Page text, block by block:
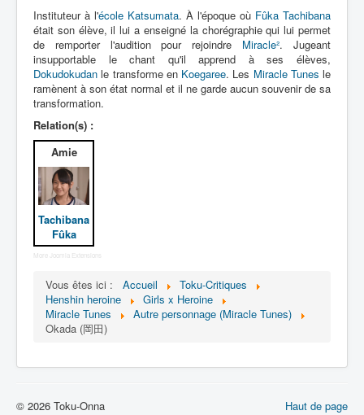
Artiste Asperger
Lexique
Idol senshi Miracle Tunes ! (アイ
ドル 戦士 ミラクル ちゅーんず !) =
Idoles guerrières Miracle Tunes !
Série
Personnages
Véhicules
Objets
Épisodes
Chronologie
Entourage
Instituteur à l'école Katsumata. À l'époque où Fûka Tachibana
était son élève, il lui a enseigné la chorégraphie qui lui permet
de remporter l'audition pour rejoindre Miracle². Jugeant
insupportable le chant qu'il apprend à ses élèves,
Dokudokudan le transforme en Koegaree. Les Miracle Tunes le
ramènent à son état normal et il ne garde aucun souvenir de sa
transformation.
Relation(s) :
Amie
Tachibana
Fûka
More Joomla Extensions
Vous êtes ici : Accueil
Toku-Critiques
Henshin heroine
Girls x Heroine
Miracle Tunes
Autre personnage (Miracle Tunes)
Okada (岡田)
Haut de page
© 2026 Toku-Onna